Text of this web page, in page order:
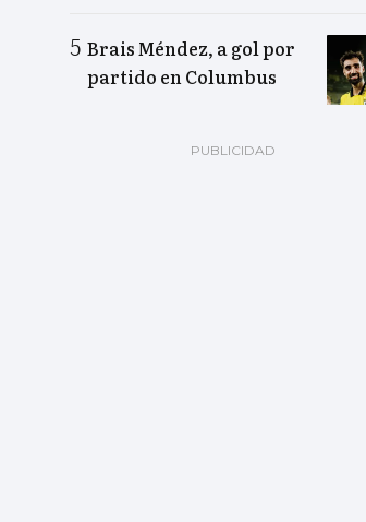
Brais Méndez, a gol por
partido en Columbus